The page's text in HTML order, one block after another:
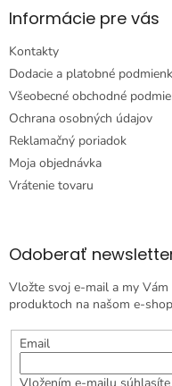
Informácie pre vás
Kontakty
Dodacie a platobné
Všeobecné obchodné
Ochrana osobných údajov
Reklamačný poriadok
Moja objednávka
Vrátenie tovaru
Odoberať
Vložte svoj e-mail a my
produktoch na našom e-
Email